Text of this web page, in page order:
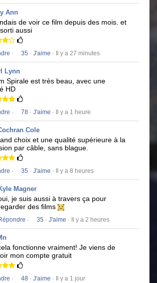
Ann
de voir ce film depuis des mois. et
aussi
· 35 · J'aime · Il y a 27 minutes
Lynn
Spirale est très beau, avec une
HD
· 78 · J'aime · Il y a 1 heure
Cole
choix et une qualité supérieure à la
par câble, sans blague.
· 35 · J'aime · Il y a 8 heures
Magner
je suis aussi à travers ça pour
des films
· 35 · J'aime · Il y a 2 heures
fonctionne vraiment! Je viens de
mon compte gratuit
· 48 · J'aime · Il y a 1 jour